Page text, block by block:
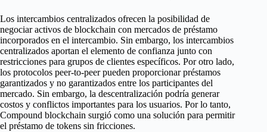
Los intercambios centralizados ofrecen la posibilidad de
negociar activos de blockchain con mercados de préstamo
incorporados en el intercambio. Sin embargo, los intercambios
centralizados aportan el elemento de confianza junto con
restricciones para grupos de clientes específicos. Por otro lado,
los protocolos peer-to-peer pueden proporcionar préstamos
garantizados y no garantizados entre los participantes del
mercado. Sin embargo, la descentralización podría generar
costos y conflictos importantes para los usuarios. Por lo tanto,
Compound blockchain surgió como una solución para permitir
el préstamo de tokens sin fricciones.